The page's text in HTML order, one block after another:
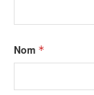
Nom *